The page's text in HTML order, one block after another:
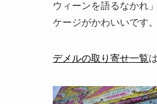
ウィーンを語るなかれ
ケージがかわいいです。
デメルの取り寄せ一覧